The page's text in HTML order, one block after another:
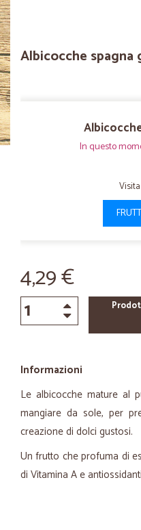
Albicocche spagna
In questo
4,29 €
Informazioni
Le albicocche mature al
mangiare da sole, per
creazione di dolci gustosi.
Un frutto che profuma di
di Vitamina A e